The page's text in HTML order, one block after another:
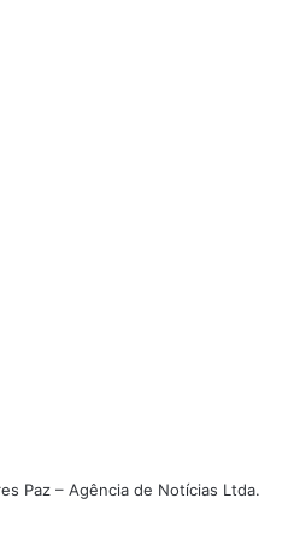
Paz – Agência de Notícias Ltda.